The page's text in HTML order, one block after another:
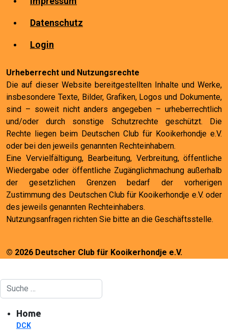
Datenschutz
Login
Urheberrecht und Nutzungsrechte
Die auf dieser Website bereitgestellten Inhalte und Werke,
insbesondere Texte, Bilder, Grafiken, Logos und Dokumente,
sind – soweit nicht anders angegeben – urheberrechtlich
und/oder durch sonstige Schutzrechte geschützt. Die
Rechte liegen beim Deutschen Club für Kooikerhondje e.V.
oder bei den jeweils genannten Rechteinhabern.
Eine Vervielfältigung, Bearbeitung, Verbreitung, öffentliche
Wiedergabe oder öffentliche Zugänglichmachung außerhalb
der gesetzlichen Grenzen bedarf der vorherigen
Zustimmung des Deutschen Club für Kooikerhondje e.V. oder
des jeweils genannten Rechteinhabers.
Nutzungsanfragen richten Sie bitte an die Geschäftsstelle.
© 2026 Deutscher Club für Kooikerhondje e.V.
Suchen
Home
DCK